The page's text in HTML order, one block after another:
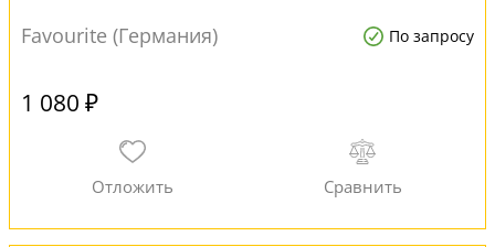
Favourite (Германия) По запросу
1 080 ₽